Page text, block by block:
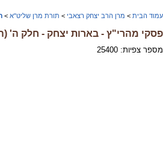
עמוד הבית > מרן הרב יצחק רצאבי > תורת מרן שליט"א >
פסקי מהרי"ץ - בארות יצחק - חלק ה'
מספר צפיות: 25400